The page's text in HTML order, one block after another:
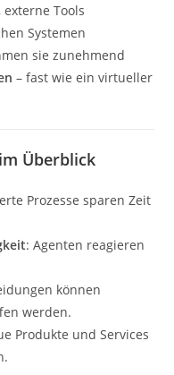
Tools
Systemen
sie zunehmend
– fast wie ein virtueller
Überblick
Prozesse sparen Zeit
: Agenten reagieren
können
werden.
Produkte und Services